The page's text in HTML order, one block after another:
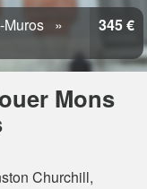
Muros
345 €
Mons
Churchill,